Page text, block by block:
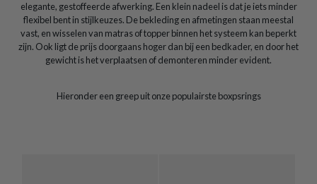
elegante, gestoffeerde afwerking. Een klein nadeel is dat je iets minder
flexibel bent in stijlkeuzes. De bekleding en afmetingen staan meestal
vast, en wisselen van matras of topper binnen het systeem kan beperkt
zijn. Ook ligt de prijs doorgaans hoger dan bij een bedkader, en door het
gewicht is het verplaatsen of demonteren minder evident.
Hieronder een greep uit onze populairste boxpsrings